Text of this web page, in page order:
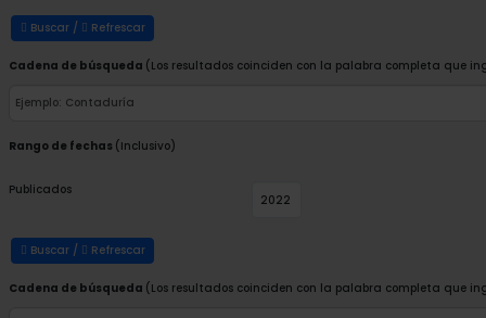
Buscar / Refrescar
Cadena de búsqueda (Los resultados coinciden con la palabra completa que
Rango de fechas (Inclusivo)
Publicados
Buscar / Refrescar
Cadena de búsqueda (Los resultados coinciden con la palabra completa que